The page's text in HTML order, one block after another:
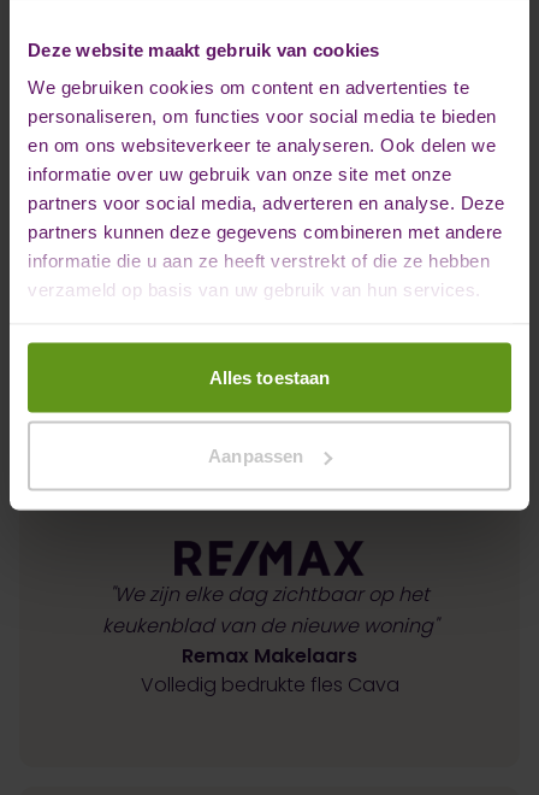
Deze website maakt gebruik van cookies
We gebruiken cookies om content en advertenties te
personaliseren, om functies voor social media te bieden
en om ons websiteverkeer te analyseren. Ook delen we
informatie over uw gebruik van onze site met onze
partners voor social media, adverteren en analyse. Deze
partners kunnen deze gegevens combineren met andere
informatie die u aan ze heeft verstrekt of die ze hebben
verzameld op basis van uw gebruik van hun services.
Alles toestaan
Aanpassen
indruk te krijgen
Relatiegeschenken bedrukken is iets wat je goed wil laten
doen, dat begrijpen we. Een mooie fles wijn, cava,
Champagne, alcoholvrije bubbels, bier of olijfolie is een
uniek relatiegeschenk wat met zorg behandeld moet
worden. Wij geven iedere fles een impactvolle uitstraling.
Bij BedrukteFles.nl hanteren we een transparante werkwijze
als ondernemer aan toe bent. Wil je wat voorbeelden van
ons werk zien in relatiegeschenken? Bekijk dan ons
"We zijn elke dag zichtbaar op het
keukenblad van de nieuwe woning"
Remax Makelaars
Volledig bedrukte fles Cava